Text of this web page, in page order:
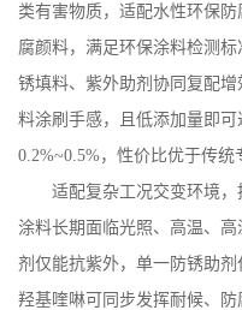
类有害物质，适配水性环保
腐颜料，满足环保涂料检测
锈填料、紫外助剂协同复配
料涂刷手感，且低添加量即
0.2%~0.5%，性价比优于传统
适配复杂工况交变环境
涂料长期面临光照、高温、
剂仅能抗紫外，单一防锈助剂
羟基喹啉可同步发挥耐候、